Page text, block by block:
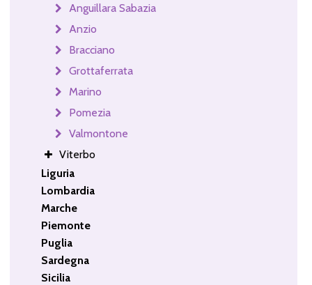
Anguillara Sabazia
Anzio
Bracciano
Grottaferrata
Marino
Pomezia
Valmontone
Viterbo
Liguria
Lombardia
Marche
Piemonte
Puglia
Sardegna
Sicilia